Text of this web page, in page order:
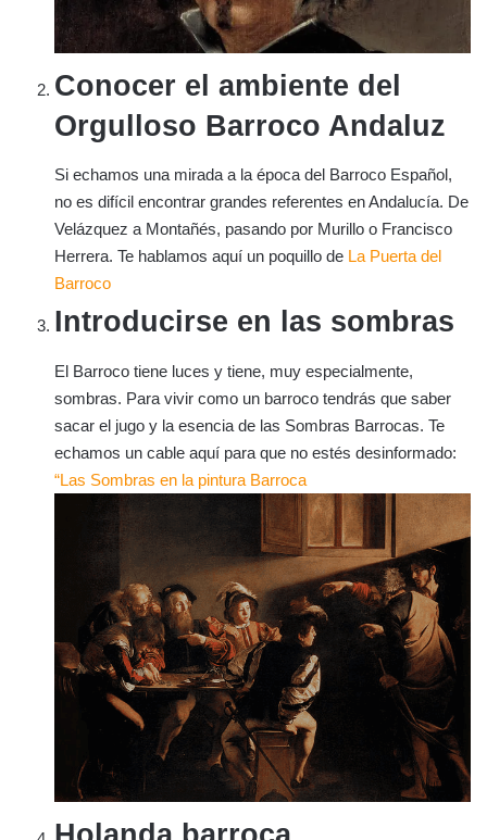
Conocer el ambiente del
Orgulloso Barroco Andaluz
Si echamos una mirada a la época del Barroco Español,
no es difícil encontrar grandes referentes en Andalucía. De
Velázquez a Montañés, pasando por Murillo o Francisco
Herrera. Te hablamos aquí un poquillo de La Puerta del
Barroco
Introducirse en las sombras
El Barroco tiene luces y tiene, muy especialmente,
sombras. Para vivir como un barroco tendrás que saber
sacar el jugo y la esencia de las Sombras Barrocas. Te
echamos un cable aquí para que no estés desinformado:
“Las Sombras en la pintura Barroca